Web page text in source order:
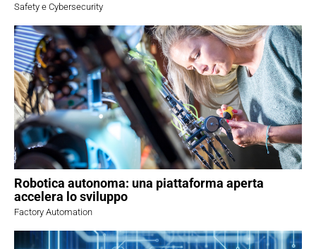
Safety e Cybersecurity
Robotica autonoma: una piattaforma aperta
accelera lo sviluppo
Factory Automation